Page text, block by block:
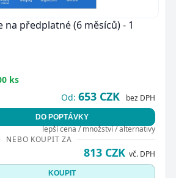
na předplatné (6 měsíců) - 1
ks
Od: 653 CZK bez DPH
DO POPTÁVKY
lepší cena / množství / alternativy
NEBO KOUPIT ZA
813 CZK vč. DPH
KOUPIT